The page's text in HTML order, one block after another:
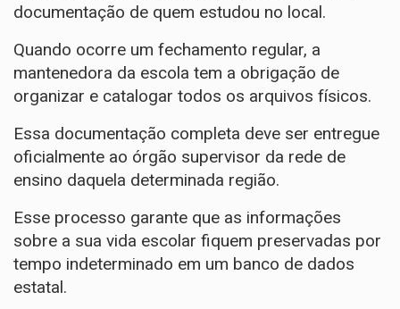
documentação de quem estudou no local.
Quando ocorre um fechamento regular, a
mantenedora da escola tem a obrigação de
organizar e catalogar todos os arquivos físicos.
Essa documentação completa deve ser entregue
oficialmente ao órgão supervisor da rede de
ensino daquela determinada região.
Esse processo garante que as informações
sobre a sua vida escolar fiquem preservadas por
tempo indeterminado em um banco de dados
estatal.